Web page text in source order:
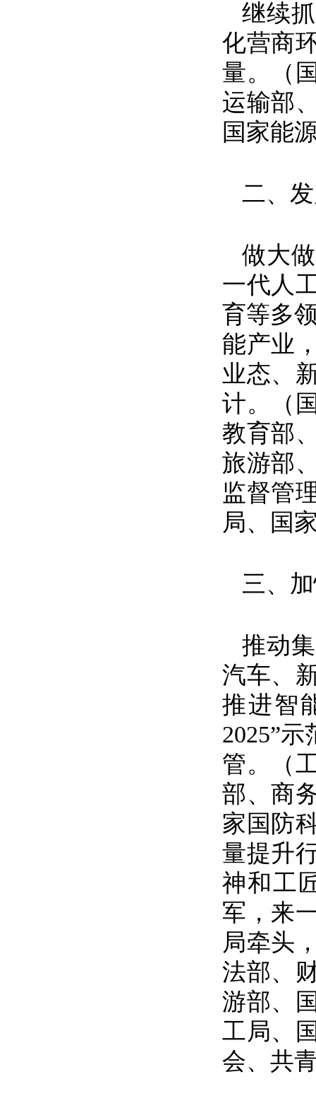
继续
化营商
量。（
运输部
国家能
二、
做大
一代人
育等多
能产业
业态、
计。（
教育部
旅游部
监督管
局、国
三、
推动
汽车、
推进智
2025”
管。（
部、商
家国防
量提升
神和工
军，来
局牵头
法部、
游部、
工局、
会、共